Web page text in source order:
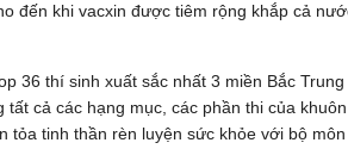
đến khi vacxin được tiêm rộng khắp cả
36 thí sinh xuất sắc nhất 3 miền Bắc
tất cả các hạng mục, các phần thi của
tỏa tinh thần rèn luyện sức khỏe với bộ